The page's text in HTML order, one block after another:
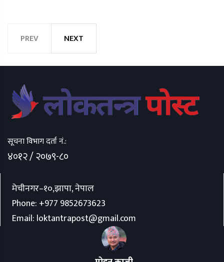
PREV NEXT
सूचना विभाग दर्ता नं.:
४०१२ / २०७९-८०
मेचीनगर–१०,झापा, नेपाल
Phone: +977 9852673623
Email: loktantrapost@gmail.com